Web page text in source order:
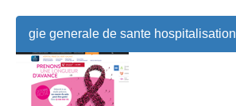
gie generale de sante hospitalisation